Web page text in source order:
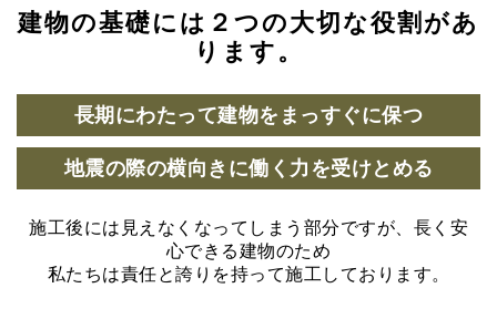
建物の基礎には２つの大切な役割があ
ります。
長期にわたって建物をまっすぐに保つ
地震の際の横向きに働く力を受けとめる
施工後には見えなくなってしまう部分ですが、長く安
心できる建物のため
私たちは責任と誇りを持って施工しております。